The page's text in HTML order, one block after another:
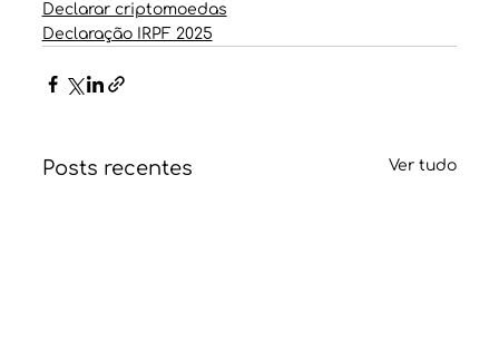
Declarar criptomoedas
Declaração IRPF 2025
Posts recentes Ver tudo